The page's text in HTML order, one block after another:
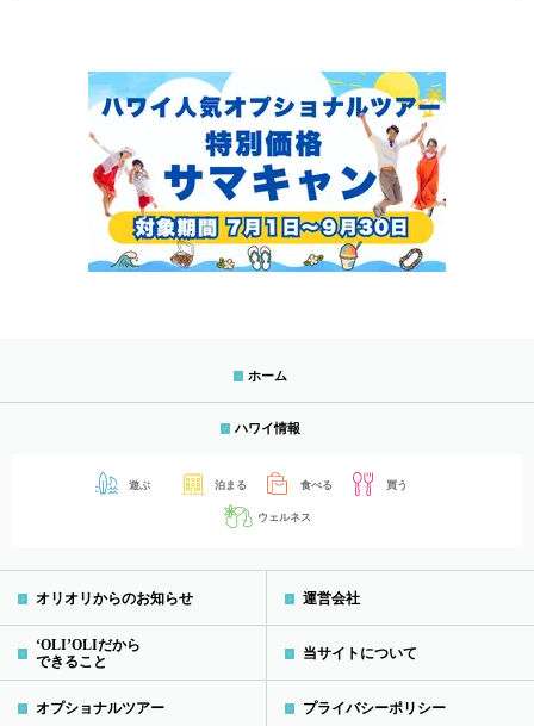
ホーム
ハワイ情報
遊ぶ 泊まる 食べる 買う
ウェルネス
オリオリからのお知らせ
‘OLI’OLIだから
できること
オプショナルツアー
運営会社
当サイトについて
プライバシーポリシー